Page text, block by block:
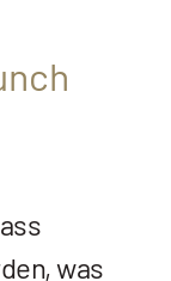
was